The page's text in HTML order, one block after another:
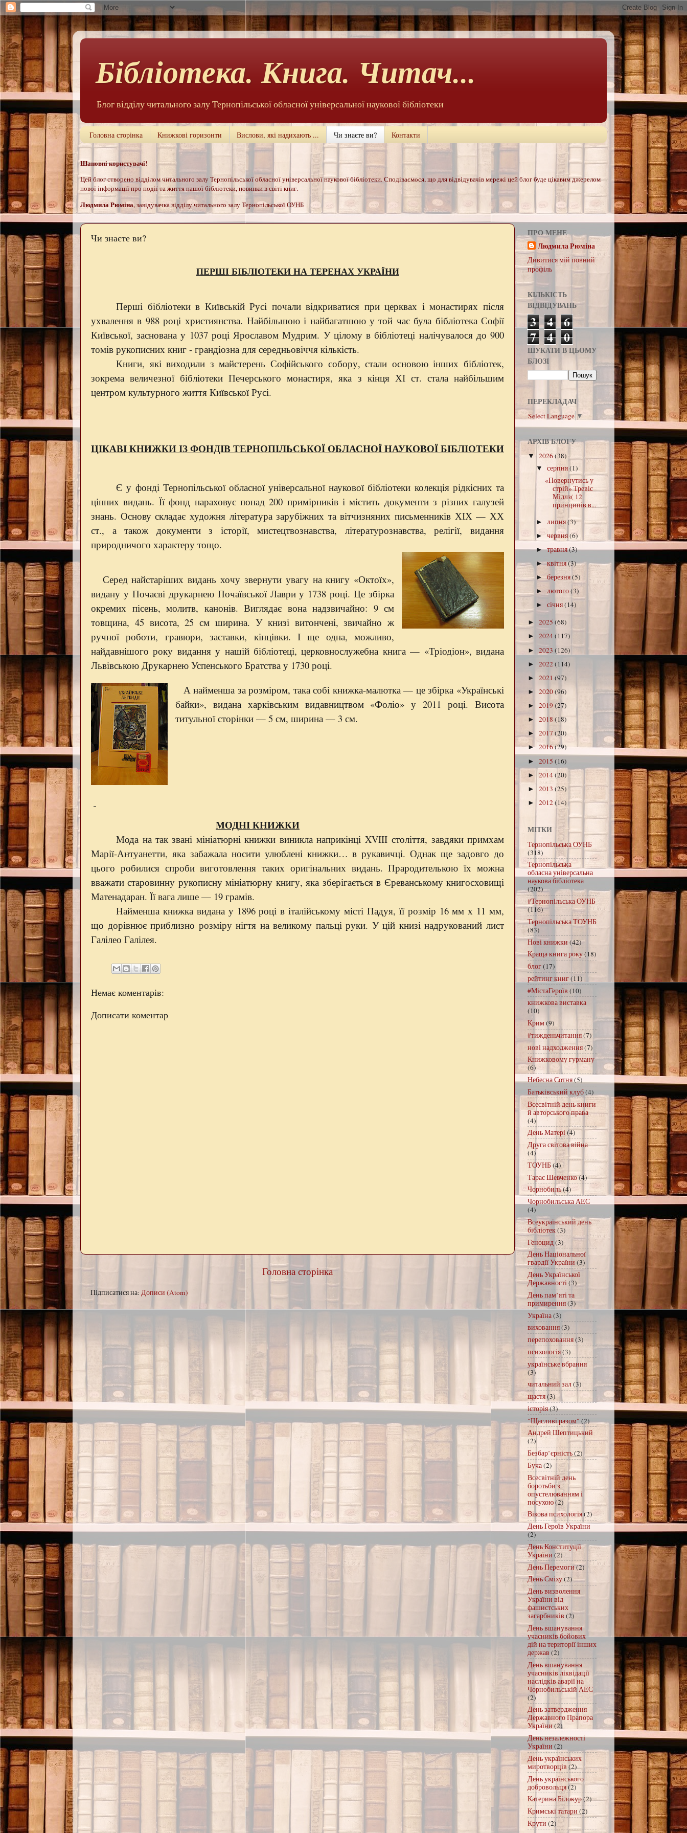
Бібліотека. Книга. Читач...
Блог відділу читального залу Тернопільської обласної універсальної наукової бібліотеки
Головна сторінка Книжкові горизонти Вислови, які надихають ... Чи знаєте ви? Контакти
Шановні користувачі!
Цей блог створено відділом читального залу Тернопільської обласної універсальної наукової бібліотеки. Сподіваємося, що для відвідувачів мережі цей блог буде цікавим джерелом
нової інформації про події та життя нашої бібліотеки, новинки в світі книг.
Людмила Рюміна, завідувачка відділу читального залу Тернопільської ОУНБ
Чи знаєте ви?
ПЕРШІ БІБЛІОТЕКИ НА ТЕРЕНАХ УКРАЇНИ
Перші бібліотеки в Київській Русі почали відкриватися при церквах і монастирях після
ухвалення в 988 році християнства. Найбільшою і найбагатшою у той час була бібліотека Софії
Київської, заснована у 1037 році Ярославом Мудрим. У цілому в бібліотеці налічувалося до 900
томів рукописних книг - грандіозна для середньовіччя кількість.
Книги, які виходили з майстерень Софійського собору, стали основою інших бібліотек,
зокрема величезної бібліотеки Печерського монастиря, яка з кінця ХІ ст. стала найбільшим
центром культурного життя Київської Русі.
ЦІКАВІ КНИЖКИ ІЗ ФОНДІВ ТЕРНОПІЛЬСЬКОЇ ОБЛАСНОЇ НАУКОВОЇ БІБЛІОТЕКИ
Є у фонді Тернопільської обласної універсальної наукової бібліотеки колекція рідкісних та
цінних видань. Її фонд нараховує понад 200 примірників і містить документи з різних галузей
знань. Основу складає художня література зарубіжних та вітчизняних письменників ХІХ — ХХ
ст., а також документи з історії, мистецтвознавства, літературознавства, релігії, видання
природничого характеру тощо.
Серед найстаріших видань хочу звернути увагу на книгу «Октоїх»,
видану у Почаєві друкарнею Почаївської Лаври у 1738 році. Це збірка
окремих пісень, молитв, канонів. Виглядає вона надзвичайно: 9 см
товщина, 45 висота,25 см ширина. У книзі витончені, звичайно ж
ручної роботи, гравюри, заставки, кінцівки. І ще одна, можливо,
найдавнішого року видання у нашій бібліотеці, церковнослужебна книга — «Тріодіон», видана
Львівською Друкарнею Успенського Братства у 1730 році.
А найменша за розміром, така собі книжка-малютка — це збірка «Українські
байки», видана харківським видавництвом«Фоліо» у 2011 році. Висота
титульної сторінки — 5 см, ширина — 3 см.
МОДНІ КНИЖКИ
Мода на так звані мініатюрні книжки виникла наприкінці XVIIIстоліття, завдяки примхам
Марії-Антуанетти, яка забажала носити улюблені книжки… в рукавичці.Однак ще задовго до
цього робилися спроби виготовлення таких оригінальних видань. Прародителькою їх можна
вважати старовинну рукописну мініатюрну книгу, яка зберігається в Єреванському книгосховищі
Матенадаран. Їївага лише — 19 грамів.
Найменша книжка видана у 1896 році в італійському місті Падуя, її розмір 16 мм х 11 мм,
що дорівнює приблизно розміру нігтя на великому пальці руки. У цій книзі надрукований лист
Галілео Галілея.
Немає коментарів:
Дописати коментар
Головна сторінка
Підписатися на: Дописи (Atom)
ПРО МЕНЕ
Людмила Рюміна
Дивитися мій повний
профіль
КІЛЬКІСТЬ
ВІДВІДУВАНЬ
3 4 6
7 4 0
ШУКАТИ В ЦЬОМУ
БЛОЗІ
ПЕРЕКЛАДАЧ
Select Language ▼
АРХІВ БЛОГУ
▼ 2026(38)
▼серпня(1)
«Повернутись у
стрій» Тревіс
Міллз( 12
принципів в...
►липня(3)
►червня(6)
►травня(3)
►квітня(3)
►березня(5)
►лютого(3)
►січня(14)
► 2025 (68)
► 2024(117)
► 2023 (126)
► 2022(114)
► 2021 (97)
► 2020(96)
► 2019(27)
► 2018 (18)
► 2017 (20)
► 2016(29)
► 2015 (16)
► 2014(20)
► 2013 (25)
► 2012(14)
МІТКИ
Тернопільська ОУНБ
(318)
Тернопільська
обласна універсальна
наукова бібліотека
(202)
#Тернопільська ОУНБ
(116)
Тернопільська ТОУНБ
(83)
Нові книжки (42)
Краща книга року(18)
блог(17)
рейтинг книг(11)
#МістаГероїв (10)
книжкова виставка
(10)
Крим(9)
#тижденьчитання(7)
нові надходження(7)
Книжковому гурману
(6)
Небесна Сотня(5)
Батьківський клуб(4)
Всесвітній день книги
й авторського права
(4)
День Матері(4)
Друга світова війна
(4)
ТОУНБ(4)
Тарас Шевченко(4)
Чорнобиль(4)
Чорнобильська АЕС
(4)
Всеукраїнський день
бібліотек(3)
Геноцид(3)
День Національної
гвардії України (3)
День Української
Державності(3)
День пам’яті та
примирення(3)
Україна(3)
виховання(3)
перепоховання(3)
психологія(3)
українське вбрання
(3)
читальний зал(3)
щастя(3)
історія(3)
"Щасливі разом" (2)
Андрей Шептицький
(2)
Безбар’єрність(2)
Буча(2)
Всесвітній день
боротьби з
опустелюванням і
посухою(2)
Вікова психологія(2)
День Героїв України
(2)
День Конституції
України (2)
День Перемоги(2)
День Сміху(2)
День визволення
України від
фашистських
загарбників (2)
День вшанування
учасників бойових
дій на території інших
держав (2)
День вшанування
учасників ліквідації
наслідків аварії на
Чорнобильській АЕС
(2)
День затвердження
Державного Прапора
України (2)
День незалежності
України (2)
День українських
миротворців (2)
День українського
добровольця(2)
Катерина Білокур(2)
Кримські татари(2)
Крути (2)